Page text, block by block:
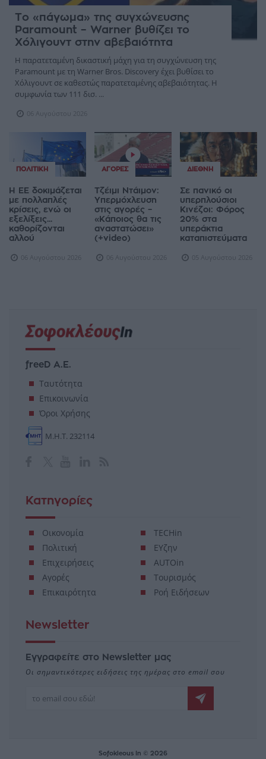
Το «πάγωμα» της συγχώνευσης
Paramount – Warner βυθίζει το
Χόλιγουντ στην αβεβαιότητα
Η παρατεταμένη δικαστική μάχη για τη συγχώνευση της
Paramount με τη Warner Bros. Discovery έχει βυθίσει το
Χόλιγουντ σε καθεστώς παρατεταμένης αβεβαιότητας. Η
συμφωνία των 111 δισ. ...
06 Αυγούστου 2026
ΠΟΛΙΤΙΚΉ
Η ΕΕ δοκιμάζεται
με πολλαπλές
κρίσεις, ενώ οι
εξελίξεις...
καθορίζονται
αλλού
06 Αυγούστου 2026
ΑΓΟΡΈΣ
Τζέιμι Ντάιμον:
Υπερμόχλευση
στις αγορές –
«Κάποιος θα τις
αναστατώσει»
(+video)
06 Αυγούστου 2026
ΔΙΕΘΝΉ
Σε πανικό οι
υπερπλούσιοι
Κινέζοι: Φόρος
20% στα
υπεράκτια
καταπιστεύματα
05 Αυγούστου 2026
freeD Α.Ε.
Ταυτότητα
Επικοινωνία
Όροι Χρήσης
Μ.Η.Τ. 232114
Κατηγορίες
Οικονομία
Πολιτική
Επιχειρήσεις
Αγορές
Επικαιρότητα
TECHin
ΕΥζην
AUTOin
Τουρισμός
Ροή Ειδήσεων
Newsletter
Εγγραφείτε στο Newsletter μας
Οι σημαντικότερες ειδήσεις της ημέρας στο email σου
Sofokleous In © 2026